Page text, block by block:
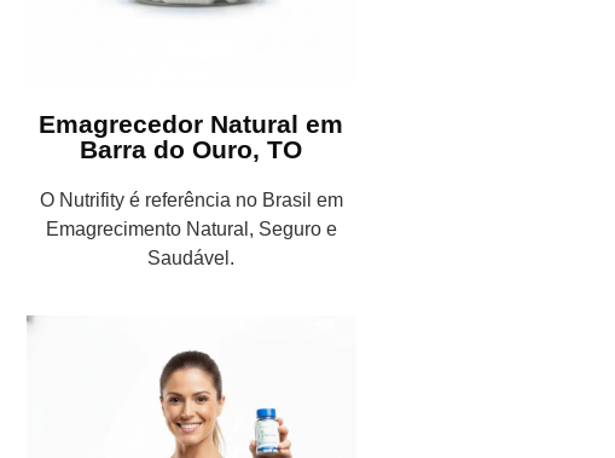
Emagrecedor Natural em
Barra do Ouro, TO
O Nutrifity é referência no Brasil em
Emagrecimento Natural, Seguro e
Saudável.